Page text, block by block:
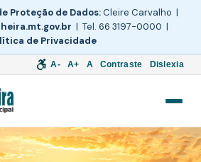
Proteção de Dados:Cleire Carvalho |
| Tel. 66 3197-0000 |
de Privacidade
A- A+ A Contraste Dislexia